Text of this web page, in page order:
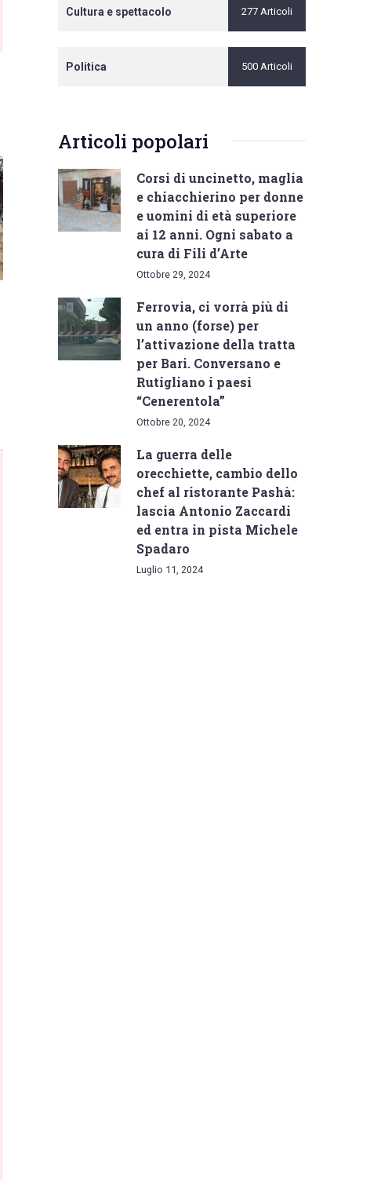
Cultura e spettacolo 277 Articoli
Politica 500 Articoli
Articoli popolari
Corsi di uncinetto, maglia
e chiacchierino per donne
e uomini di età superiore
ai 12 anni. Ogni sabato a
cura di Fili d’Arte
Ottobre 29, 2024
Ferrovia, ci vorrà più di
un anno (forse) per
l’attivazione della tratta
per Bari. Conversano e
Rutigliano i paesi
“Cenerentola”
Ottobre 20, 2024
La guerra delle
orecchiette, cambio dello
chef al ristorante Pashà:
lascia Antonio Zaccardi
ed entra in pista Michele
Spadaro
Luglio 11, 2024